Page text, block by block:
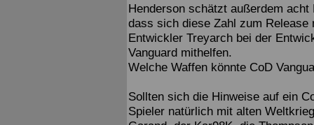
Henderson schätzt außerdem
dass sich diese Zahl zum
Entwickler Treyarch bei der
Vanguard mithelfen.
Welche Waffen könnte CoD
Sollten sich die Hinweise auf ein
Spieler natürlich mit alten